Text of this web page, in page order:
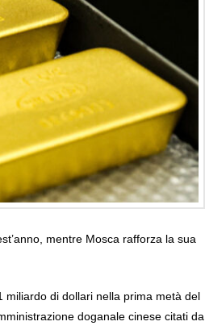
mentre Mosca rafforza la sua
di dollari nella prima metà del
doganale cinese citati da